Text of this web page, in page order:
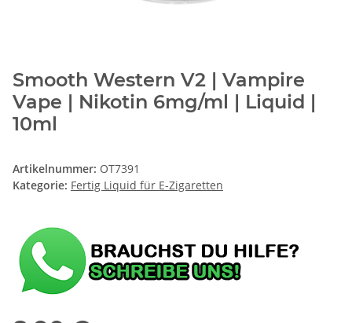
Smooth Western V2 | Vampire
Vape | Nikotin 6mg/ml | Liquid |
10ml
Artikelnummer: OT7391
Kategorie: Fertig Liquid für E-Zigaretten